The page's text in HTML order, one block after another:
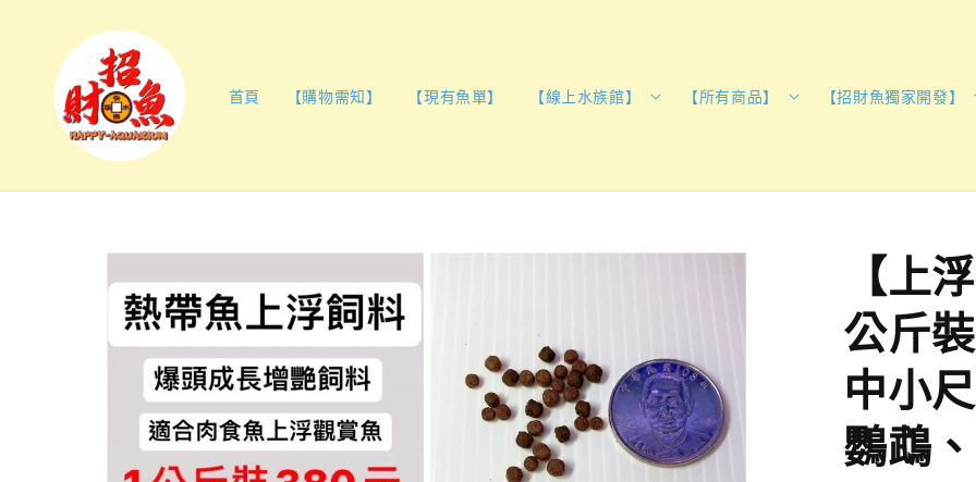
首頁 【購物需知】 【現有魚單】 【線上水族館】 【所有商品】 【招財魚獨家開發】
【上
公斤
中小
鸚鵡